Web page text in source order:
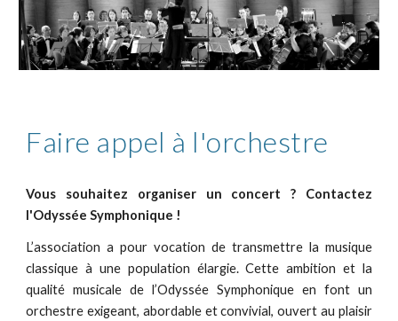
Faire appel à l'orchestre
Vous souhaitez organiser un concert ? Contactez
l'Odyssée Symphonique !
L’association a pour vocation de transmettre la musique
classique à une population élargie. Cette ambition et la
qualité musicale de l’Odyssée Symphonique en font un
orchestre exigeant, abordable et convivial, ouvert au plaisir